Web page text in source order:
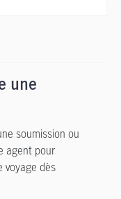
une
soumission ou
agent pour
voyage dès